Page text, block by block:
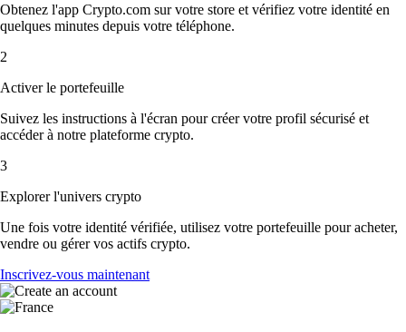
Obtenez l'app Crypto.com sur votre store et vérifiez votre identité en
quelques minutes depuis votre téléphone.
2
Activer le portefeuille
Suivez les instructions à l'écran pour créer votre profil sécurisé et
accéder à notre plateforme crypto.
3
Explorer l'univers crypto
Une fois votre identité vérifiée, utilisez votre portefeuille pour acheter,
vendre ou gérer vos actifs crypto.
Inscrivez-vous maintenant